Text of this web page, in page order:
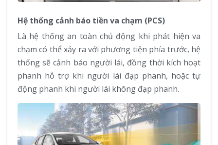
Hệ thống cảnh báo tiền va chạm (PCS)
Là hệ thống an toàn chủ động khi phát hiện va
chạm có thể xảy ra với phương tiện phía trước, hệ
thống sẽ cảnh báo người lái, đồng thời kích hoạt
phanh hỗ trợ khi người lái đạp phanh, hoặc tự
động phanh khi người lái không đạp phanh.